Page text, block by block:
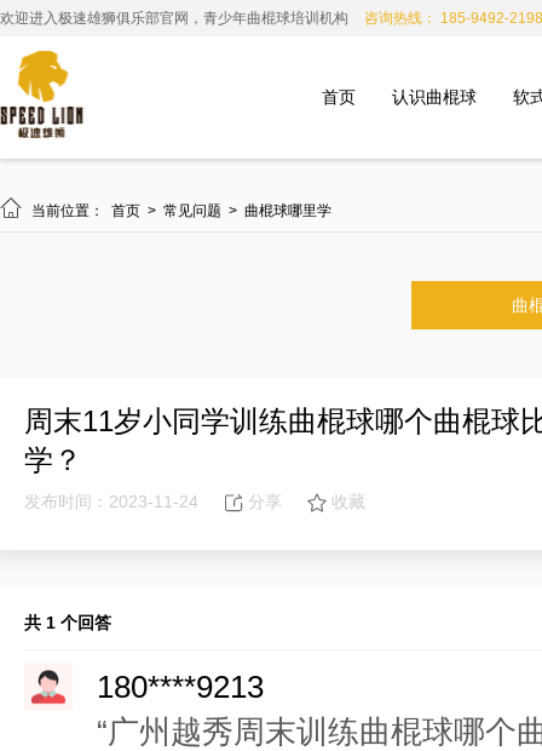
欢迎进入极速雄狮俱乐部官网，青少年曲棍球培训机构 咨询热线： 185-9492-2198
首页 认识曲棍球 软
 当前位置： 首页 > 常见问题 > 曲棍球哪里学
曲
周末11岁小同学训练曲棍球哪个曲棍球
学？
发布时间：2023-11-24 分享 收藏
共 1 个回答
180****9213
“广州越秀周末训练曲棍球哪个